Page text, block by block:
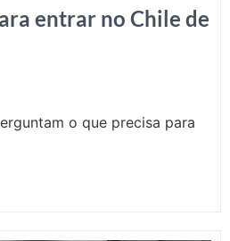
entrar no Chile de
o que precisa para